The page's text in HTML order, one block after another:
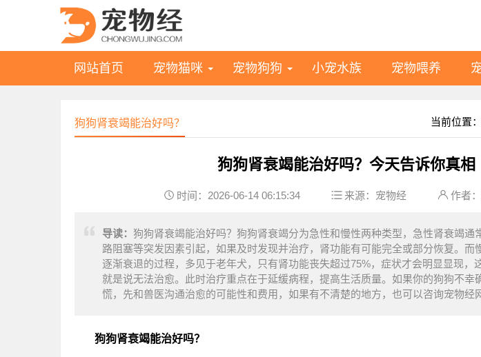
网站首页 宠物猫咪 宠物狗狗 小宠水族 宠物喂养
当前位置：
狗狗肾衰竭能治好吗？
狗狗肾衰竭能治好吗？今天告诉你真相
时间：2026-06-14 06:15:34 来源： 宠物经 作者
导读： 狗狗肾衰竭能治好吗？狗狗肾衰竭分为急性和慢性两种类型，急性肾衰竭通
路阻塞等突发因素引起，如果及时发现并治疗，肾功能有可能完全或部分恢复。而
逐渐衰退的过程，多见于老年犬，只有肾功能丧失超过75%，症状才会明显显现，
就是说无法治愈。此时治疗重点在于延缓病程，提高生活质量。如果你的狗狗不幸
慌，先和兽医沟通治愈的可能性和费用，如果有不清楚的地方，也可以咨询宠物经
狗狗肾衰竭能治好吗？